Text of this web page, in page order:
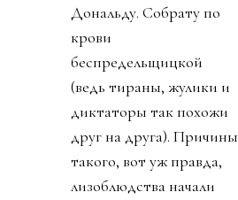
Дональду. Собрату по
крови
беспредельщицкой
(ведь тираны, жулики и
диктаторы так похожи
друг на друга). Причины
такого, вот уж правда,
лизоблюдства начали